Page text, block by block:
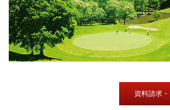
資料請求